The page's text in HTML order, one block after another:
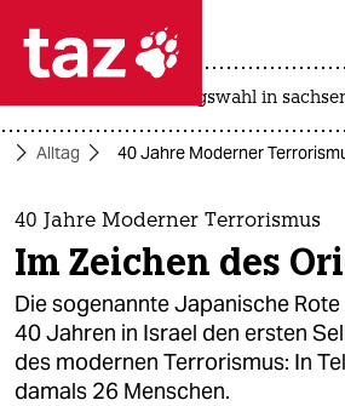
 taz zahl ich
taz zahl ich
themen
politik
öko
gesellschaft
landtagswahl in
Alltag 40 Jahre Moderner
40 Jahre Moderner Terrorismus
Im Zeichen des
Die sogenannte Japanische
40 Jahren in Israel den ersten
des modernen Terrorismus: In
damals 26 Menschen.